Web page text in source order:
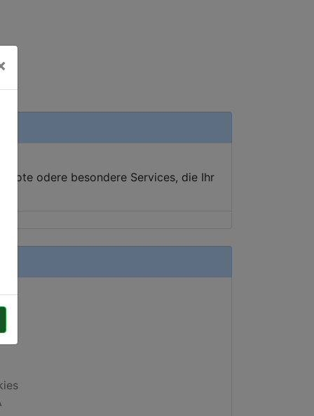
odere besondere Services, die Ihr